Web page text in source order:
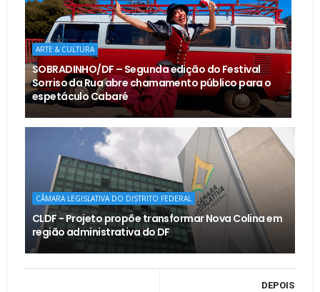
ARTE & CULTURA
SOBRADINHO/DF – Segunda edição do Festival
Sorriso da Rua abre chamamento público para o
espetáculo Cabaré
CÂMARA LEGISLATIVA DO DISTRITO FEDERAL
CLDF - Projeto propõe transformar Nova Colina em
região administrativa do DF
DEPOIS